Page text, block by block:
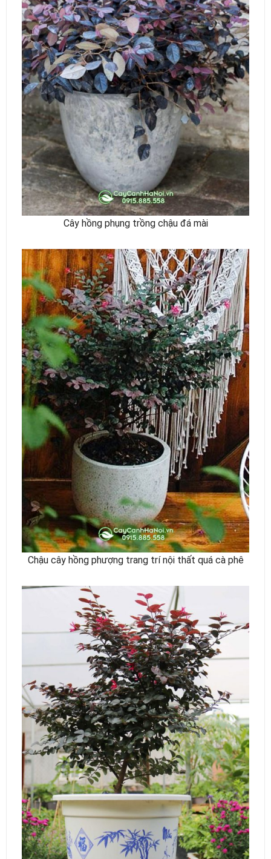
Cây hồng phụng trồng chậu đá mài
Chậu cây hồng phượng trang trí nội thất quá cà phê